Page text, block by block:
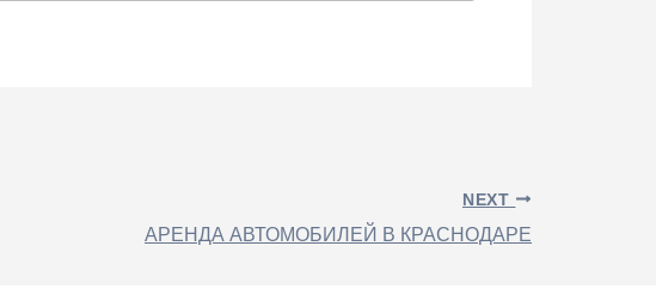
NEXT
АРЕНДА АВТОМОБИЛЕЙ В КРАСНОДАРЕ